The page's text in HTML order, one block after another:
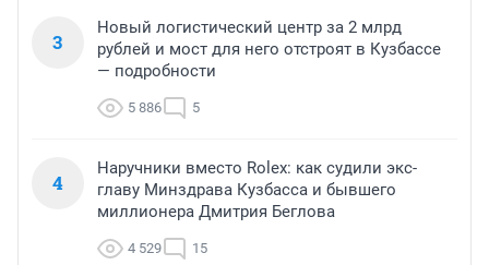
3
Новый логистический центр за 2 млрд
рублей и мост для него отстроят в Кузбассе
— подробности
5 886 5
4
Наручники вместо Rolex: как судили экс-
главу Минздрава Кузбасса и бывшего
миллионера Дмитрия Беглова
4 529 15